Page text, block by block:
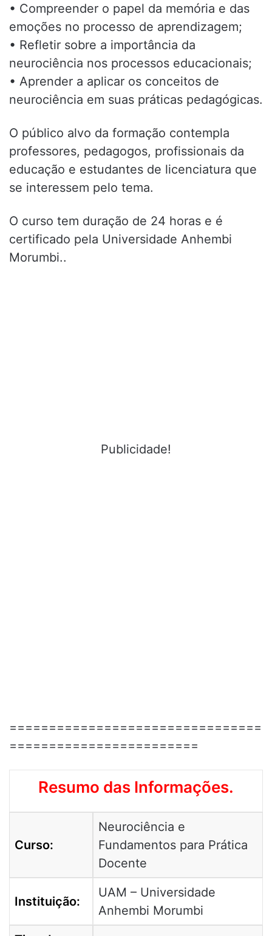
• Compreender o papel da memória e das
emoções no processo de aprendizagem;
• Refletir sobre a importância da
neurociência nos processos educacionais;
• Aprender a aplicar os conceitos de
neurociência em suas práticas pedagógicas.
O público alvo da formação contempla
professores, pedagogos, profissionais da
educação e estudantes de licenciatura que
se interessem pelo tema.
O curso tem duração de 24 horas e é
certificado pela Universidade Anhembi
Morumbi..
Publicidade!
================================
========================
Resumo das Informações.
Curso:
Neurociência e
Fundamentos para Prática
Docente
Instituição:
UAM – Universidade
Anhembi Morumbi